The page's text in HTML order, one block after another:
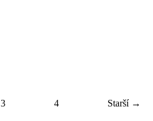
3 4 Starší →